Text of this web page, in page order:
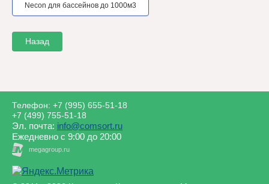
Necon для бассейнов до 1000м3
Назад
Телефон: +7 (995) 655-51-18
+7 (499) 755-51-18
Эл. почта: info@comsort.ru
Ежедневно с 9:00 до 20:00